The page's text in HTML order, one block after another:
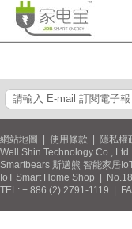
網站地圖 使用條款 隱私權
Well Shin Technology Co.,
Smartbears 斯邁熊 智能家居
IoT Smart Home Shop |
TEL: + 886 (2) 2791-1119 |